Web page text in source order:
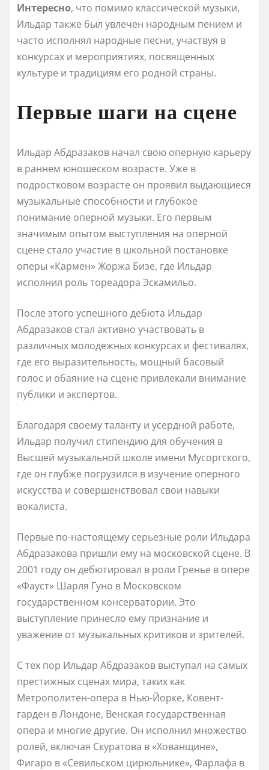
Интересно, что помимо классической музыки,
Ильдар также был увлечен народным пением и
часто исполнял народные песни, участвуя в
конкурсах и мероприятиях, посвященных
культуре и традициям его родной страны.
Первые шаги на сцене
Ильдар Абдразаков начал свою оперную карьеру
в раннем юношеском возрасте. Уже в
подростковом возрасте он проявил выдающиеся
музыкальные способности и глубокое
понимание оперной музыки. Его первым
значимым опытом выступления на оперной
сцене стало участие в школьной постановке
оперы «Кармен» Жоржа Бизе, где Ильдар
исполнил роль тореадора Эскамильо.
После этого успешного дебюта Ильдар
Абдразаков стал активно участвовать в
различных молодежных конкурсах и фестивалях,
где его выразительность, мощный басовый
голос и обаяние на сцене привлекали внимание
публики и экспертов.
Благодаря своему таланту и усердной работе,
Ильдар получил стипендию для обучения в
Высшей музыкальной школе имени Мусоргского,
где он глубже погрузился в изучение оперного
искусства и совершенствовал свои навыки
вокалиста.
Первые по-настоящему серьезные роли Ильдара
Абдразакова пришли ему на московской сцене. В
2001 году он дебютировал в роли Гренье в опере
«Фауст» Шарля Гуно в Московском
государственном консерватории. Это
выступление принесло ему признание и
уважение от музыкальных критиков и зрителей.
С тех пор Ильдар Абдразаков выступал на самых
престижных сценах мира, таких как
Метрополитен-опера в Нью-Йорке, Ковент-
гарден в Лондоне, Венская государственная
опера и многие другие. Он исполнил множество
ролей, включая Скуратова в «Хованщине»,
Фигаро в «Севильском цирюльнике», Фарлафа в